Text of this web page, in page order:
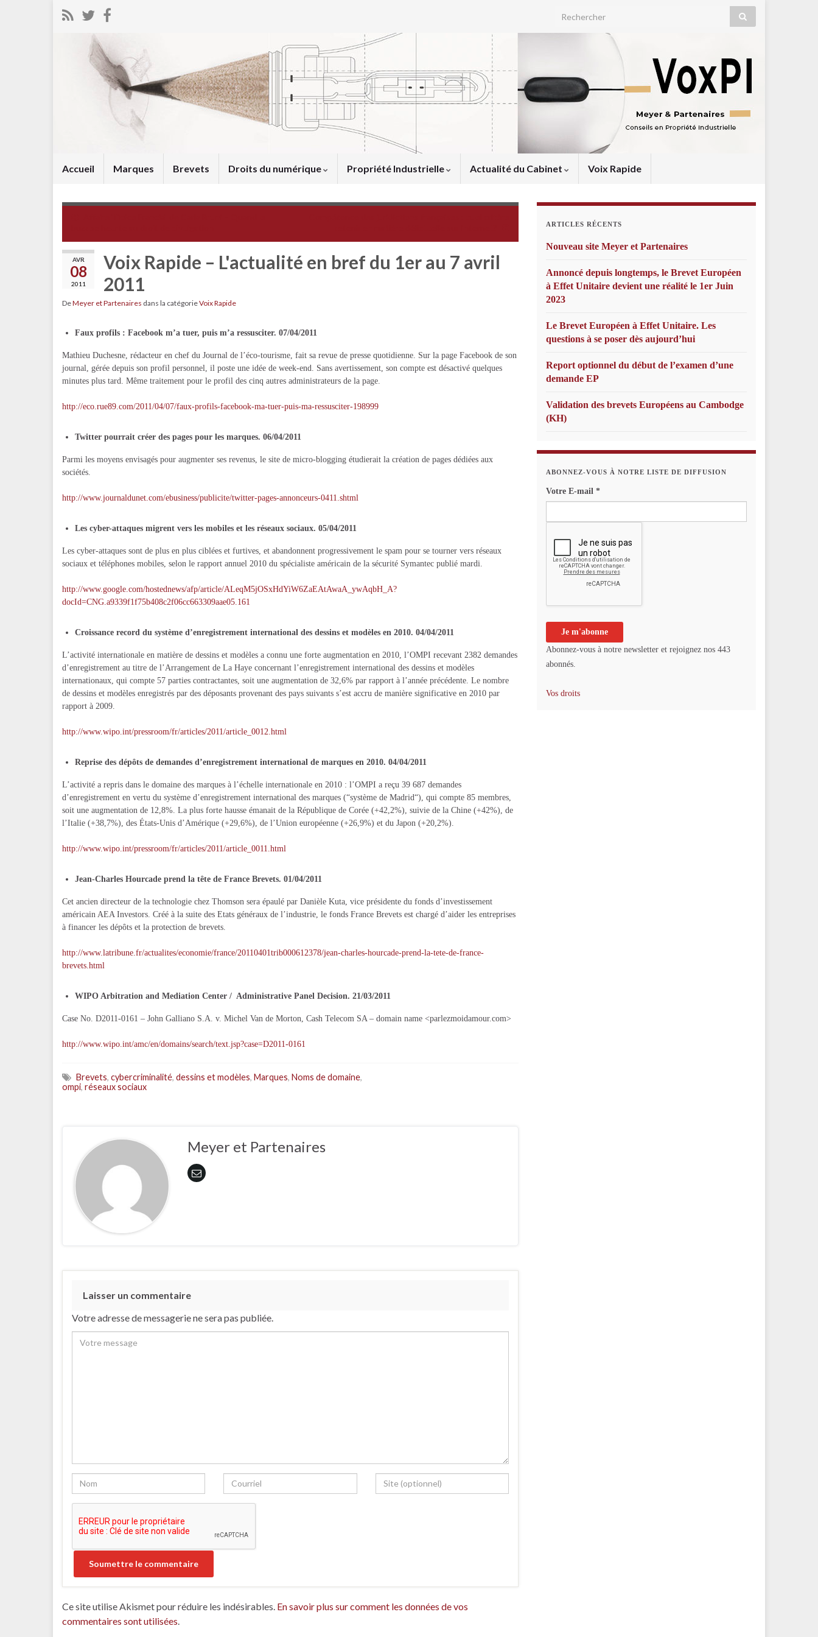
Search for:
Accueil Marques Brevets Droits du numérique Propriété Industrielle Actualité du Cabinet Voix Rapide
AVR
08
2011
Voix Rapide – L'actualité en bref du 1er au 7 avril
2011
DeMeyer et Partenaires dans la catégorieVoix Rapide
Faux profils : Facebook m’a tuer, puis m’a ressusciter. 07/04/2011
Mathieu Duchesne, rédacteur en chef du Journal de l’éco-tourisme, fait sa revue de presse quotidienne. Sur la page Facebook de son
journal, gérée depuis son profil personnel, il poste une idée de week-end. Sans avertissement, son compte est désactivé quelques
minutes plus tard. Même traitement pour le profil des cinq autres administrateurs de la page.
http://eco.rue89.com/2011/04/07/faux-profils-facebook-ma-tuer-puis-ma-ressusciter-198999
Twitter pourrait créer des pages pour les marques. 06/04/2011
Parmi les moyens envisagés pour augmenter ses revenus, le site de micro-blogging étudierait la création de pages dédiées aux
sociétés.
http://www.journaldunet.com/ebusiness/publicite/twitter-pages-annonceurs-0411.shtml
Les cyber-attaques migrent vers les mobiles et les réseaux sociaux. 05/04/2011
Les cyber-attaques sont de plus en plus ciblées et furtives, et abandonnent progressivement le spam pour se tourner vers réseaux
sociaux et téléphones mobiles, selon le rapport annuel 2010 du spécialiste américain de la sécurité Symantec publié mardi.
http://www.google.com/hostednews/afp/article/ALeqM5jOSxHdYiW6ZaEAtAwaA_ywAqbH_A?
docId=CNG.a9339f1f75b408c2f06cc663309aae05.161
Croissance record du système d’enregistrement international des dessins et modèles en 2010. 04/04/2011
L’activité internationale en matière de dessins et modèles a connu une forte augmentation en 2010, l’OMPI recevant 2382 demandes
d’enregistrement au titre de l’Arrangement de La Haye concernant l’enregistrement international des dessins et modèles
internationaux, qui compte 57 parties contractantes, soit une augmentation de 32,6% par rapport à l’année précédente. Le nombre
de dessins et modèles enregistrés par des déposants provenant des pays suivants s’est accru de manière significative en 2010 par
rapport à 2009.
http://www.wipo.int/pressroom/fr/articles/2011/article_0012.html
Reprise des dépôts de demandes d’enregistrement international de marques en 2010. 04/04/2011
L’activité a repris dans le domaine des marques à l’échelle internationale en 2010 : l’OMPI a reçu 39 687 demandes
d’enregistrement en vertu du système d’enregistrement international des marques (“système de Madrid“), qui compte 85 membres,
soit une augmentation de 12,8%. La plus forte hausse émanait de la République de Corée (+42,2%), suivie de la Chine (+42%), de
l’Italie (+38,7%), des États‑Unis d’Amérique (+29,6%), de l’Union européenne (+26,9%) et du Japon (+20,2%).
http://www.wipo.int/pressroom/fr/articles/2011/article_0011.html
Jean-Charles Hourcade prend la tête de France Brevets. 01/04/2011
Cet ancien directeur de la technologie chez Thomson sera épaulé par Danièle Kuta, vice présidente du fonds d’investissement
américain AEA Investors. Créé à la suite des Etats généraux de l’industrie, le fonds France Brevets est chargé d’aider les entreprises
à financer les dépôts et la protection de brevets.
http://www.latribune.fr/actualites/economie/france/20110401trib000612378/jean-charles-hourcade-prend-la-tete-de-france-
brevets.html
WIPO Arbitration and Mediation Center / Administrative Panel Decision. 21/03/2011
Case No. D2011-0161 – John Galliano S.A. v. Michel Van de Morton, Cash Telecom SA – domain name <parlezmoidamour.com>
http://www.wipo.int/amc/en/domains/search/text.jsp?case=D2011-0161
Brevets, cybercriminalité, dessins et modèles, Marques, Noms de domaine,
ompi, réseaux sociaux
Meyer et Partenaires
Laisser un commentaire
Votre adresse de messagerie ne sera pas publiée.
Ce site utilise Akismet pour réduire les indésirables. En savoir plus sur comment les données de vos
commentaires sont utilisées
ARTICLES RÉCENTS
Nouveau site Meyer et Partenaires
Annoncé depuis longtemps, le Brevet Européen
à Effet Unitaire devient une réalité le 1er Juin
2023
Le Brevet Européen à Effet Unitaire. Les
questions à se poser dès aujourd’hui
Report optionnel du début de l’examen d’une
demande EP
Validation des brevets Européens au Cambodge
(KH)
ABONNEZ-VOUS À NOTRE LISTE DE DIFFUSION
Votre E-mail *
Abonnez-vous à notre newsletter et rejoignez nos 443
abonnés.
Vos droits